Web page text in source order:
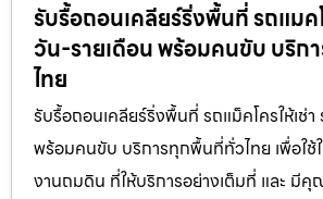
รับรื้อถอนเคลียร์ริ่งพื้นที่ รถแมค
วัน-รายเดือน พร้อมคนขับ บริก
ไทย
รับรื้อถอนเคลียร์ริ่งพื้นที่ รถแม็คโครให้เช่า
พร้อมคนขับ บริการทุกพื้นที่ทั่วไทย เพื่อใช้
งานถมดิน ที่ให้บริการอย่างเต็มที่ และ มีคุ